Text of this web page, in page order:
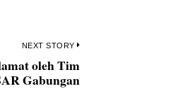
NEXT STORY
post:
oleh Tim
Gabungan